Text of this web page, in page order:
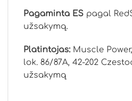
Pagaminta ES pagal
užsakymą.
Platintojas: Muscle
lok. 86/87A, 42-202
užsakymą